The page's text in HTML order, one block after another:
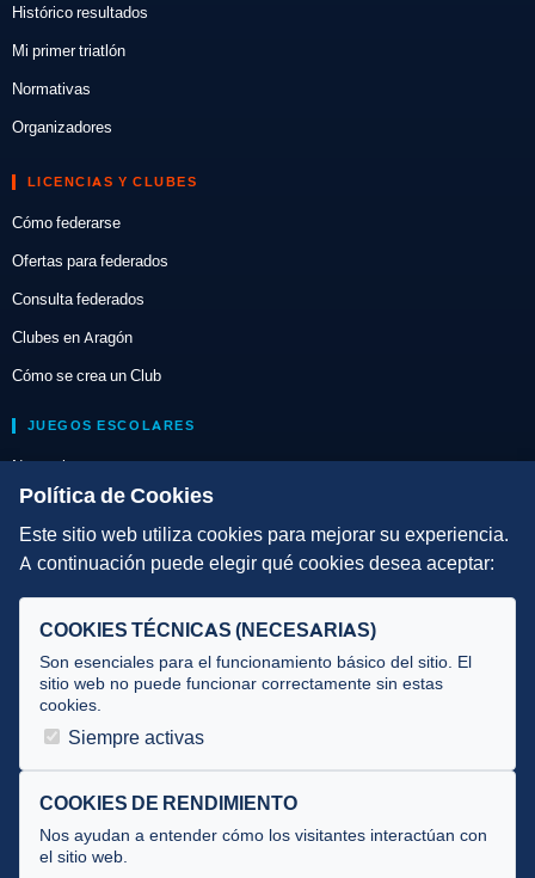
Histórico resultados
Mi primer triatlón
Normativas
Organizadores
LICENCIAS Y CLUBES
Cómo federarse
Ofertas para federados
Consulta federados
Clubes en Aragón
Cómo se crea un Club
JUEGOS ESCOLARES
Normativa
Escuelas de Triatlón
DIRECCIÓN TÉCNICA
Criterios
Selecciones
Tecnificación
JUECES Y OFICIALES
Comité de jueces
Documentos
Cursos
Política de Cookies
Este sitio web utiliza cookies para mejorar su experiencia.
A continuación puede elegir qué cookies desea aceptar:
COOKIES TÉCNICAS (NECESARIAS)
Son esenciales para el funcionamiento básico del sitio. El
sitio web no puede funcionar correctamente sin estas
cookies.
Siempre activas
COOKIES DE RENDIMIENTO
Nos ayudan a entender cómo los visitantes interactúan con
el sitio web.